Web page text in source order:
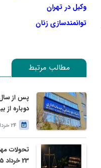
وکیل در تهران
توانمندسازی زنان
مطالب مرتبط
پس از
دوباره از
24 خرداد 1405
تحولات
23 خرداد 1405